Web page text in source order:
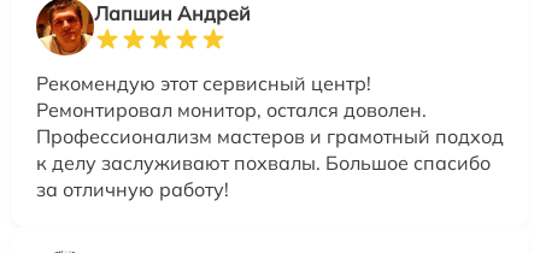
Лапшин Андрей
Рекомендую этот сервисный центр!
Ремонтировал монитор, остался доволен.
Профессионализм мастеров и грамотный подход
к делу заслуживают похвалы. Большое спасибо
за отличную работу!